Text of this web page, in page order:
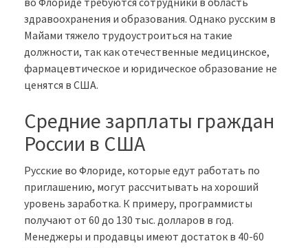
здравоохранения и образования. Однако русским в
Майами тяжело трудоустроиться на такие
должности, так как отечественные медицинское,
фармацевтическое и юридическое образование не
ценятся в США.
Средние зарплаты граждан
России в США
Русские во Флориде, которые едут работать по
приглашению, могут рассчитывать на хороший
уровень заработка. К примеру, программисты
получают от 60 до 130 тыс. долларов в год.
Менеджеры и продавцы имеют достаток в 40-60